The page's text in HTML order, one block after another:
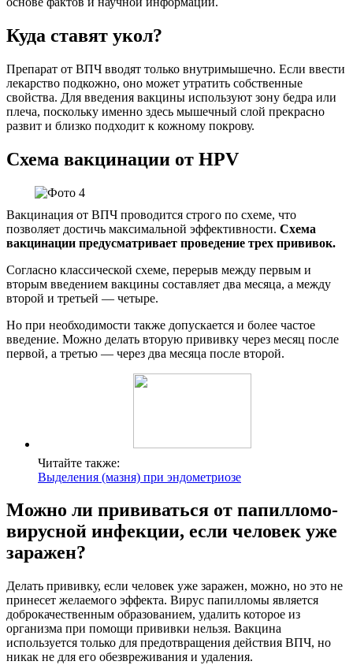
Куда ставят укол?
Препарат от ВПЧ вводят только внутримышечно. Если ввести
лекарство подкожно, оно может утратить собственные
свойства. Для введения вакцины используют зону бедра или
плеча, поскольку именно здесь мышечный слой прекрасно
развит и близко подходит к кожному покрову.
Схема вакцинации от HPV
Вакцинация от ВПЧ проводится строго по схеме, что
позволяет достичь максимальной эффективности. Схема
вакцинации предусматривает проведение трех прививок.
Согласно классической схеме, перерыв между первым и
вторым введением вакцины составляет два месяца, а между
второй и третьей — четыре.
Но при необходимости также допускается и более частое
введение. Можно делать вторую прививку через месяц после
первой, а третью — через два месяца после второй.
Читайте также:
Выделения (мазня) при эндометриозе
Можно ли прививаться от папилломо-
вирусной инфекции, если человек уже
заражен?
Делать прививку, если человек уже заражен, можно, но это не
принесет желаемого эффекта. Вирус папилломы является
доброкачественным образованием, удалить которое из
организма при помощи прививки нельзя. Вакцина
используется только для предотвращения действия ВПЧ, но
никак не для его обезвреживания и удаления.